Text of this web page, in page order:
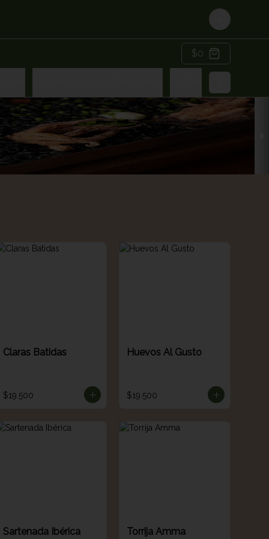
Login
$0
Claras Batidas
$19.500
Huevos Al Gusto
$19.500
Sartenada Ibérica Torrija Amma